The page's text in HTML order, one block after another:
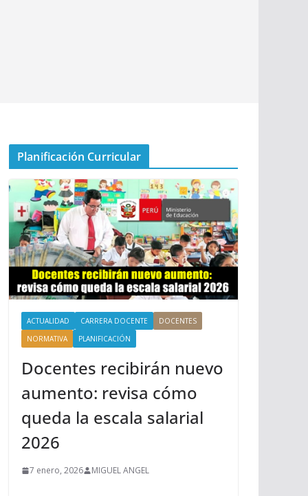
Planificación Curricular
ACTUALIDAD CARRERA DOCENTE
DOCENTES
NORMATIVA
PLANIFICACIÓN
Docentes recibirán nuevo
aumento: revisa cómo
queda la escala salarial
2026
7 enero, 2026 MIGUEL ANGEL